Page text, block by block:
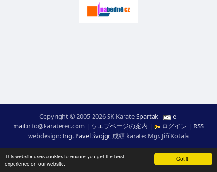
Got it!
This website uses cookies to ensure you get the best
experience on our website.
Copyright © 2005-2026 SK KarateSpartak-
e-
mail:moc.ceretarak@ofni | ウエブページの案内 | ログイン | RSS
webdesign:Ing. Pavel Švojgr, 成績 karate: Mgr. Jiří Kotala